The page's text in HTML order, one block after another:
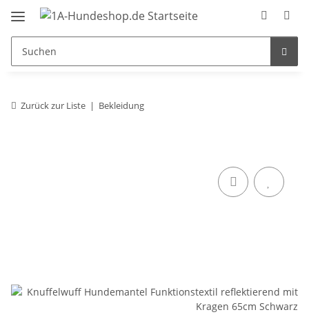
Zurück zur Liste Bekleidung